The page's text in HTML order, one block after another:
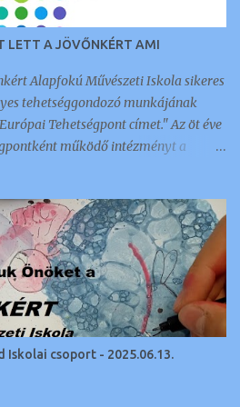
LETT A JÖVŐNKÉRT AMI
Alapfokú Művészeti Iskola sikeres
tehetséggondozó munkájának
Tehetségpont címet." Az öt éve
működő intézményt a
a tehetséggondozó szervezet lehet
a tehetségek fejlesztésével
egyéves gyakorlattal a terv
az információkat a
és egyéb tehetséggel
Tehetségpontokkal és Európai
együttműködni más Európai
a közös programokban való
Iskolai csoport - 2025.06.13.